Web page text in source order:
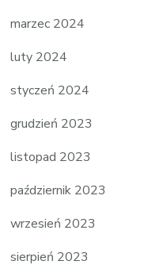
marzec 2024
luty 2024
styczeń 2024
grudzień 2023
listopad 2023
październik 2023
wrzesień 2023
sierpień 2023